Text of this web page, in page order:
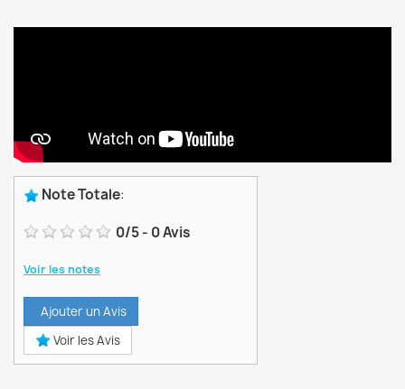
Note Totale:
0/5- 0Avis
Voir les notes
Ajouter un Avis
Voir les Avis